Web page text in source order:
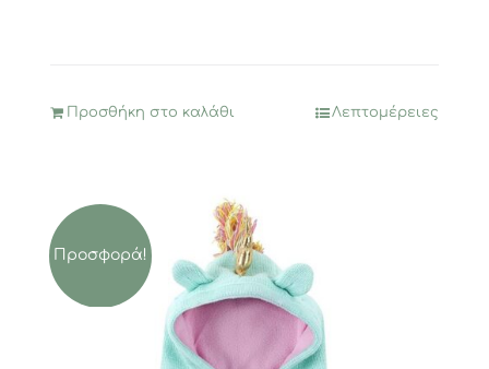
Προσθήκη στο καλάθι Λεπτομέρειες
Προσφορά!